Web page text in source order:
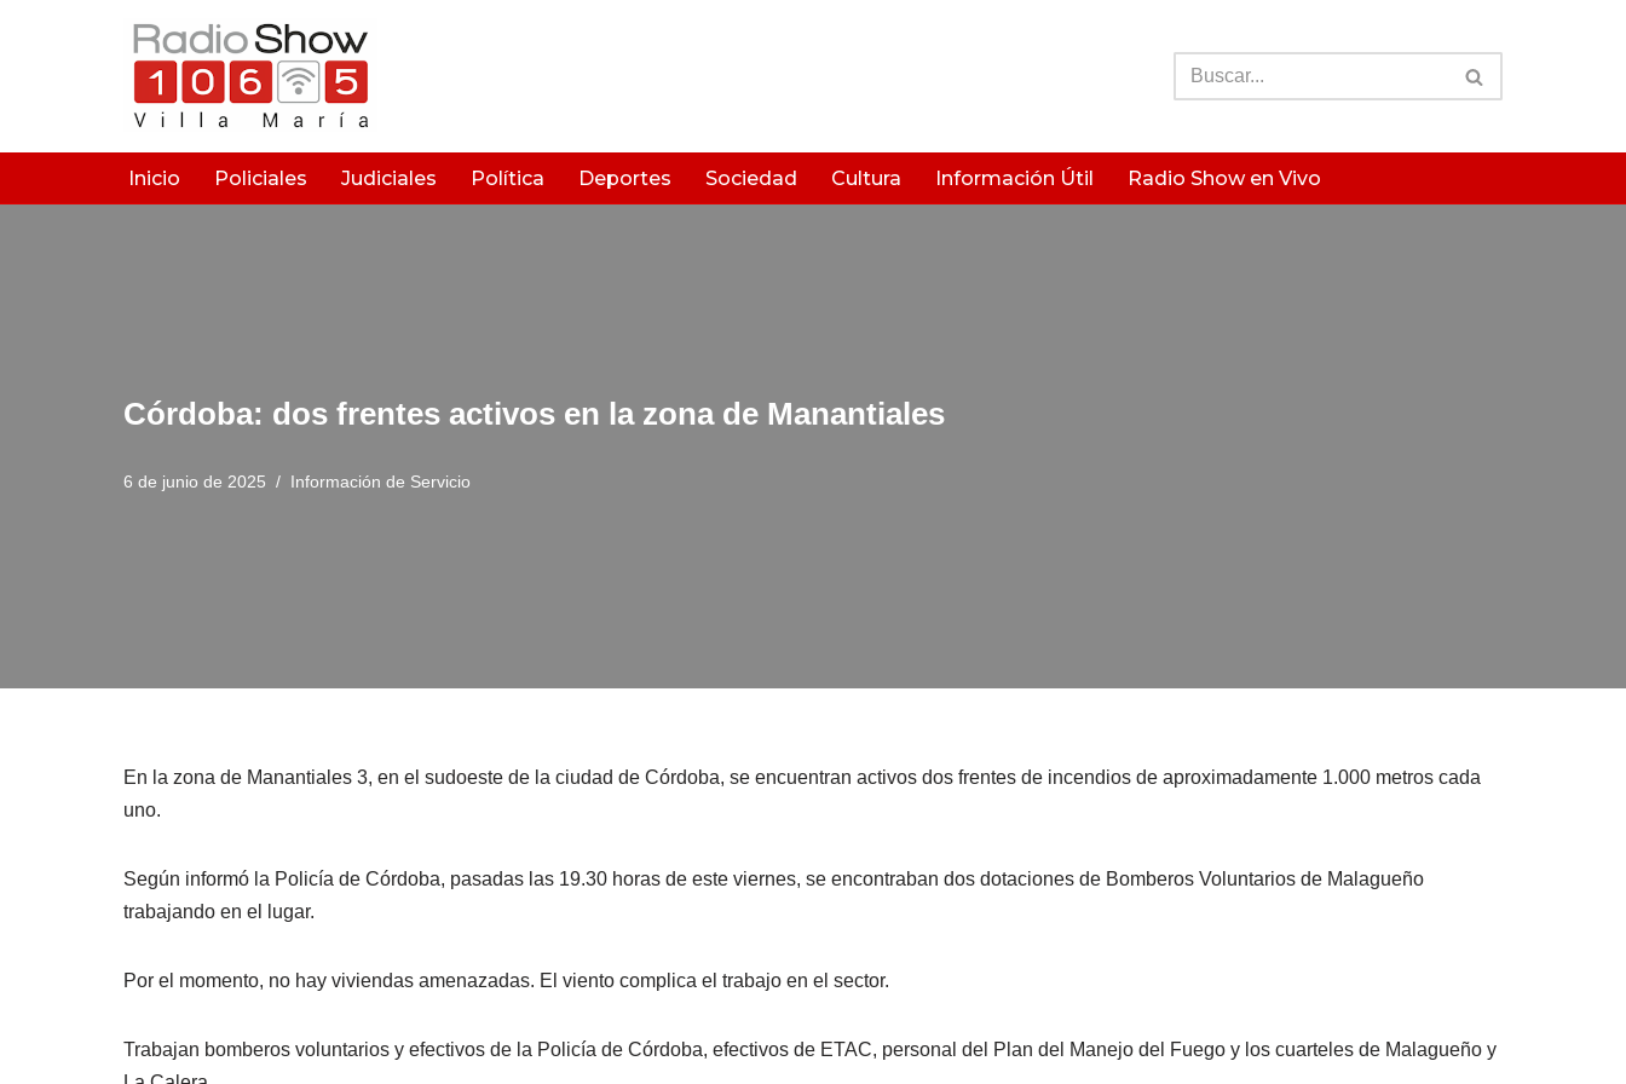
Inicio Policiales Judiciales Política Deportes Sociedad Cultura Información Útil Radio Show en Vivo
Córdoba: dos frentes activos en la zona de Manantiales
6 de junio de 2025 Información de Servicio
En la zona de Manantiales 3, en el sudoeste de la ciudad de Córdoba, se encuentran activos dos frentes de incendios de aproximadamente 1.000 metros cada
uno.
Según informó la Policía de Córdoba, pasadas las 19.30 horas de este viernes, se encontraban dos dotaciones de Bomberos Voluntarios de Malagueño
trabajando en el lugar.
Por el momento, no hay viviendas amenazadas. El viento complica el trabajo en el sector.
Trabajan bomberos voluntarios y efectivos de la Policía de Córdoba, efectivos de ETAC, personal del Plan del Manejo del Fuego y los cuarteles de Malagueño y